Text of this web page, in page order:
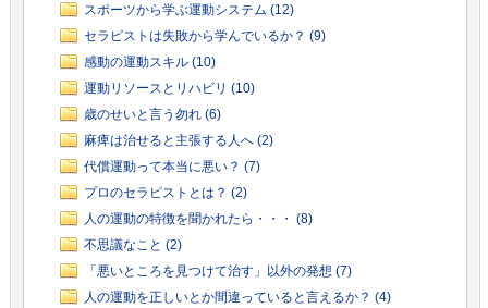
スポーツから学ぶ運動システム (12)
セラピストは失敗から学んでいるか？ (9)
感動の運動スキル (10)
運動リソースとリハビリ (10)
歳のせいと言う勿れ (6)
麻痺は治せると主張する人へ (2)
代償運動って本当に悪い？ (7)
プロのセラピストとは？ (2)
人の運動の特徴を聞かれたら・・・ (8)
不思議なこと (2)
「悪いところを見つけて治す」以外の発想 (7)
人の運動を正しいとか間違っていると言えるか？ (4)